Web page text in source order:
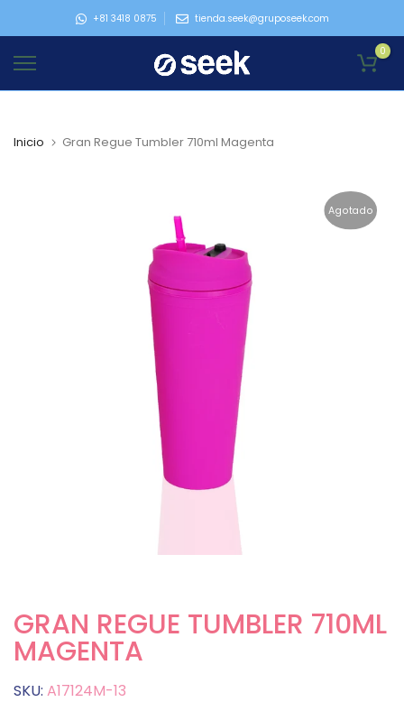
contenido
+81 3418 0875 tienda.seek@gruposeek.com
0
Inicio Gran Regue Tumbler 710ml Magenta
Agotado
GRAN REGUE TUMBLER 710ML
MAGENTA
SKU: A17124M-13